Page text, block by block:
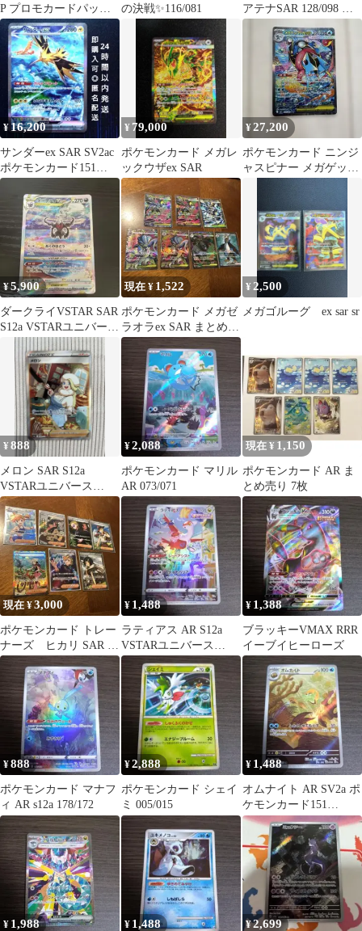
P プロモカードパック
25th ANNIVERSARY…
の決戦✨️116/081
アテナSAR 128/098 ポ
ケモンカード鑑定品
¥ 16,200
サンダーex SAR SV2ac
ポケモンカード151
204/165
¥ 79,000
ポケモンカード メガレ
ックウザex SAR
¥27,200
ポケモンカード ニンジ
ャスピナー メガゲッコ
¥5,900
ダークライVSTAR SAR
S12a VSTARユニバース
228/172
現在 ¥ 1,522
ポケモンカード メガゼ
ラオラex SAR まとめ売
り
¥ 2,500
メガゴルーグ ex sar sr
¥888
メロン SAR S12a
VSTARユニバース
244/172
¥2,088
ポケモンカード マリル
AR 073/071
現在 ¥ 1,150
ポケモンカード AR ま
とめ売り 7枚
現在 ¥3,000
ポケモンカード トレー
ナーズ ヒカリ SAR カ
スミの元気 ヒガナの
¥ 1,488
ラティアス AR S12a
VSTARユニバース
195/172
¥ 1,388
ブラッキーVMAX RRR
イーブイヒーローズ
¥888
ポケモンカード マナフ
ィ AR s12a 178/172
¥2,888
ポケモンカード シェイ
ミ 005/015
¥ 1,488
オムナイト AR SV2a ポ
ケモンカード151
180/165
¥ 1,988 ¥ 1,488 ¥2,699